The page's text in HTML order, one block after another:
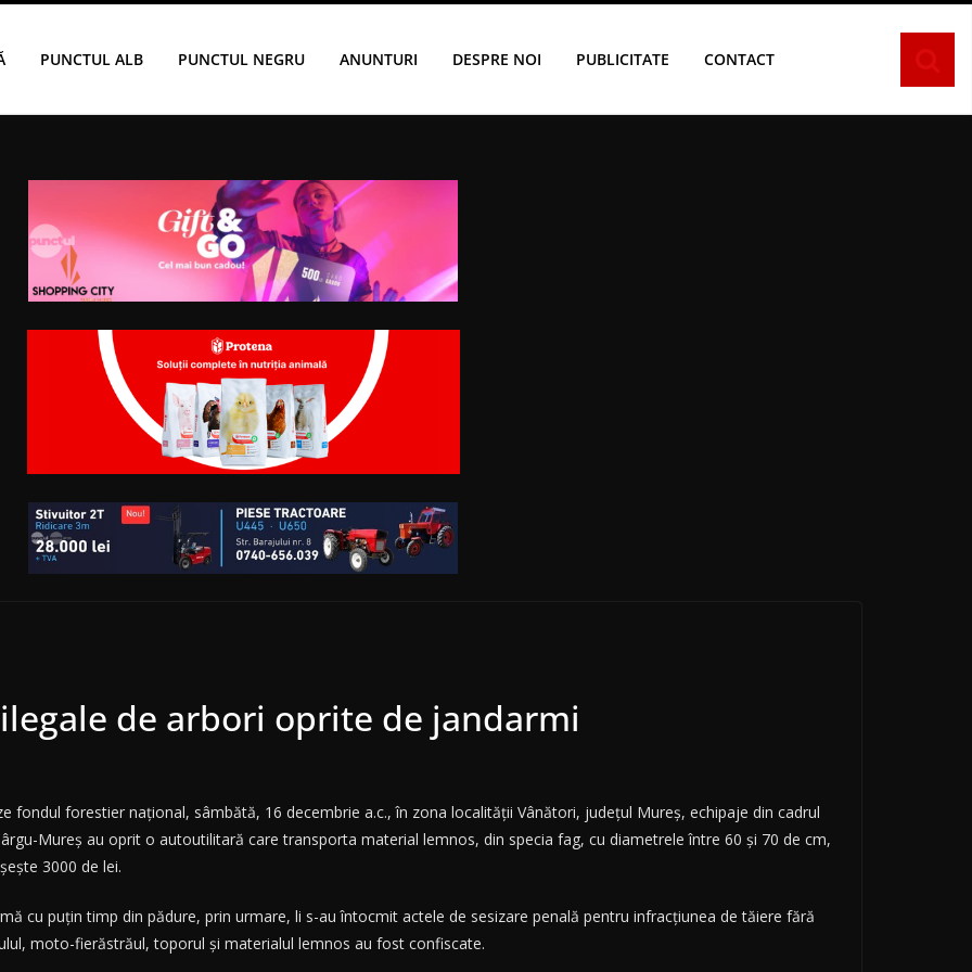
PUNCTUL ALB PUNCTUL NEGRU ANUNTURI DESPRE NOI PUBLICITATE CONTACT
de arbori oprite de jandarmi
fondul forestier național, sâmbătă, 16 decembrie a.c., în zona localității Vânători, județul Mureș, echipaje din cadrul
Mureș au oprit o autoutilitară care transporta material lemnos, din specia fag, cu diametrele între 60 și 70 de cm,
3000 de lei.
cu puțin timp din pădure, prin urmare, li s-au întocmit actele de sesizare penală pentru infracțiunea de tăiere fără
moto-fierăstrăul, toporul și materialul lemnos au fost confiscate.